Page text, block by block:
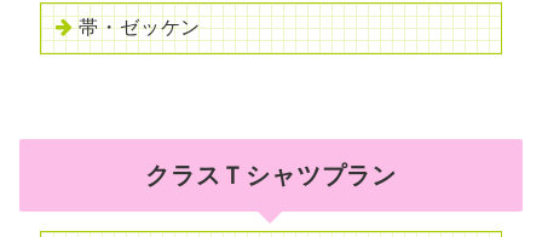
帯・ゼッケン
クラスＴシャツプラン